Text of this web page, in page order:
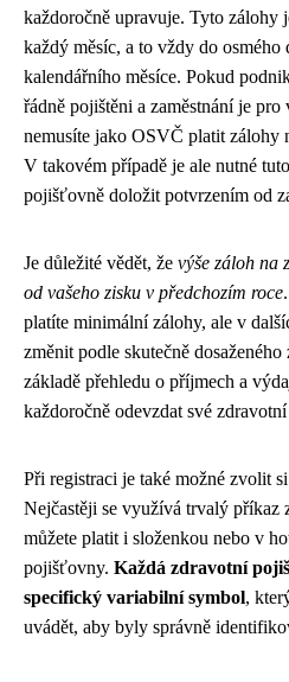
každoročně upravuje. Tyto zálohy
každý měsíc, a to vždy do osmého
kalendářního měsíce. Pokud
řádně pojištěni a zaměstnání je
nemusíte jako OSVČ platit zálohy
V takovém případě je ale nutné
pojišťovně doložit potvrzením od
Je důležité vědět, že výše záloh na
od vašeho zisku v předchozím roce
platíte minimální zálohy, ale v
změnit podle skutečně
základě přehledu o příjmech a
každoročně odevzdat své
Při registraci je také možné zvolit
Nejčastěji se využívá trvalý příkaz
můžete platit i složenkou nebo v
pojišťovny. Každá zdravotní
specifický variabilní symbol,
uvádět, aby byly správně